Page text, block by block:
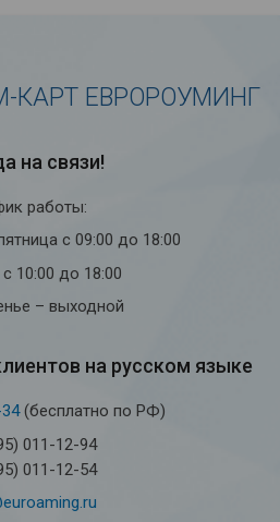
ЕВРОРОУМИНГ
на связи!
работы:
с 09:00 до 18:00
10:00 до 18:00
– выходной
на рус­ском языке
(бесплатно по РФ)
011-12-94
011-12-54